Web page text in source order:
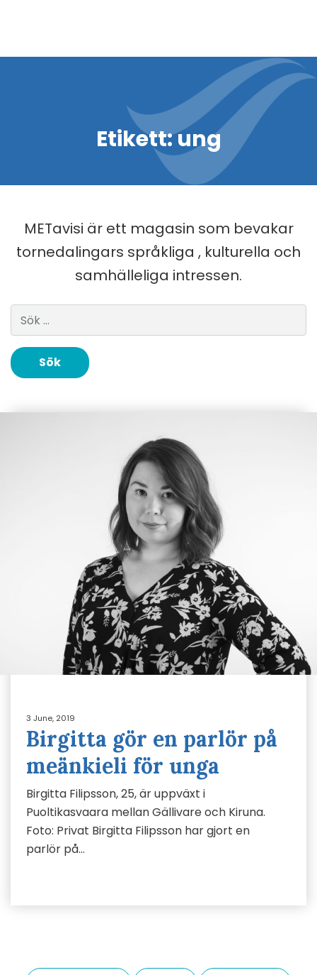
Etikett:ung
METavisi är ett magasin som bevakar
tornedalingars språkliga , kulturella och
samhälleliga intressen.
Sök efter:
3 June, 2019
Birgitta gör en parlör på
meänkieli för unga
Birgitta Filipsson, 25, är uppväxt i
Puoltikasvaara mellan Gällivare och Kiruna.
Foto: Privat Birgitta Filipsson har gjort en
parlör på…